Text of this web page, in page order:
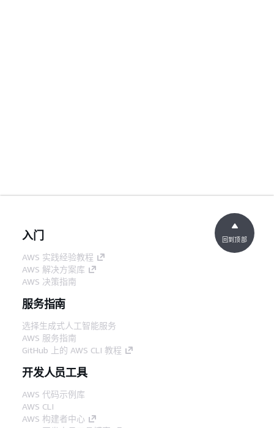
入门
AWS 实践经验教程
AWS 解决方案库
AWS 决策指南
服务指南
选择生成式人工智能服务
AWS 服务指南
GitHub 上的 AWS CLI 教程
开发人员工具
AWS 代码示例库
AWS CLI
AWS 构建者中心
回到顶部